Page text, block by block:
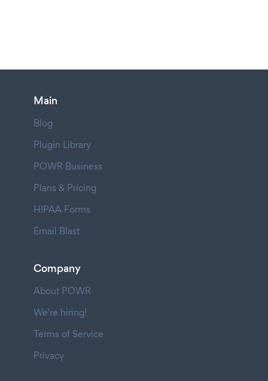
Main
Blog
Plugin Library
POWR Business
Plans & Pricing
HIPAA Forms
Email Blast
Company
About POWR
We're hiring!
Terms of Service
Privacy